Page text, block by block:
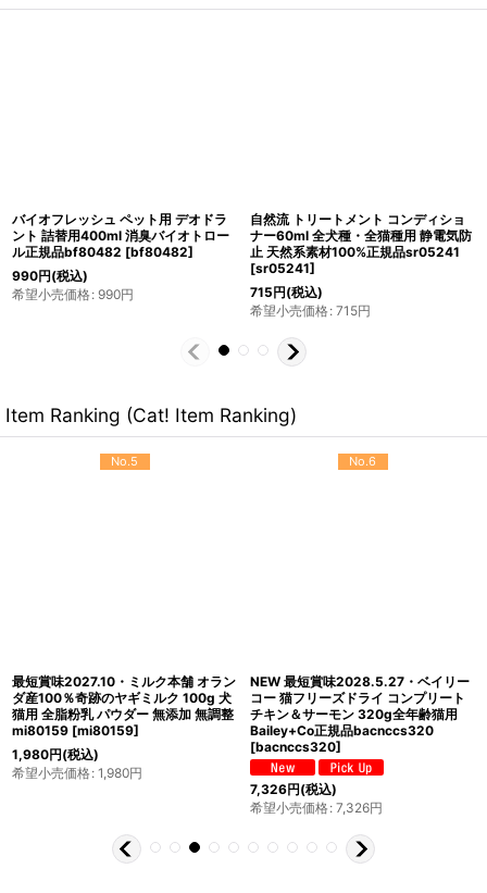
バイオトロール サーフェスサニタイザ
ー 濃縮8倍希釈 500ml 正規品
byo81502 [byo81502]
4,180円(税込)
希望小売価格: 4,180円
自然流 トリートメント コンディショ
ナー300ml 全犬種・全猫種用 静電気
防止 天然系素材100%正規品sr05340
[sr05340]
2,640円(税込)
希望小売価格: 2,640
Item Ranking (Cat! Item Ranking)
No.5
最短賞味2027.10・ミルク本舗 オラン
ダ産100％奇跡のヤギミルク 100g 犬
猫用 全脂粉乳 パウダー 無添加 無調整
mi80159 [mi80159]
1,980円(税込)
希望小売価格: 1,980円
No.6
NEW 最短賞味2028.5.27・ベイリー
コー 猫フリーズドライ コンプリート
チキン＆サーモン 320g全年齢猫用
Bailey+Co正規品bacnccs320
[bacnccs320]
7,326円(税込)
希望小売価格: 7,326円